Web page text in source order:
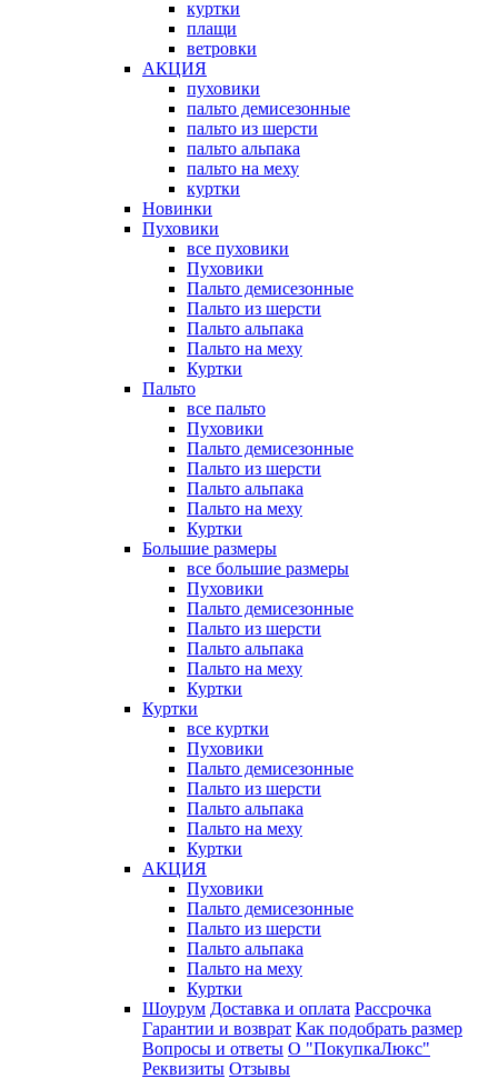
куртки
плащи
ветровки
АКЦИЯ
пуховики
пальто демисезонные
пальто из шерсти
пальто альпака
пальто на меху
куртки
Новинки
Пуховики
все пуховики
Пуховики
Пальто демисезонные
Пальто из шерсти
Пальто альпака
Пальто на меху
Куртки
Пальто
все пальто
Пуховики
Пальто демисезонные
Пальто из шерсти
Пальто альпака
Пальто на меху
Куртки
Большие размеры
все большие размеры
Пуховики
Пальто демисезонные
Пальто из шерсти
Пальто альпака
Пальто на меху
Куртки
Куртки
все куртки
Пуховики
Пальто демисезонные
Пальто из шерсти
Пальто альпака
Пальто на меху
Куртки
АКЦИЯ
Пуховики
Пальто демисезонные
Пальто из шерсти
Пальто альпака
Пальто на меху
Куртки
Шоурум Доставка и оплата Рассрочка
Гарантии и возврат Как подобрать размер
Вопросы и ответы О "ПокупкаЛюкс"
Реквизиты Отзывы